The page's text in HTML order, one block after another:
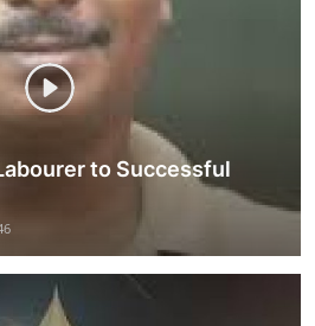
to Successful